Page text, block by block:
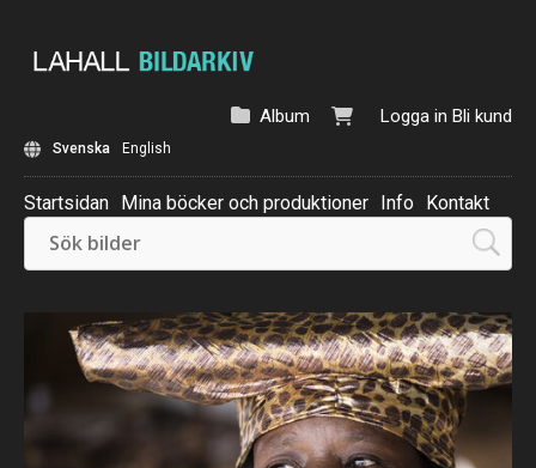
Logga in Bli kund
Album
Svenska English
Startsidan Mina böcker och produktioner Info Kontakt
Beställ: Kalender 2025